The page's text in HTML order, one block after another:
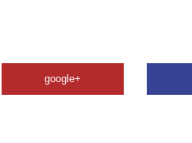
google+